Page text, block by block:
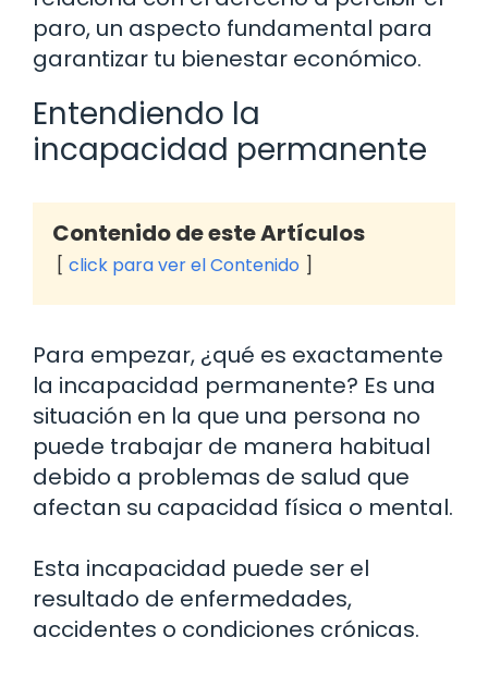
paro, un aspecto fundamental para
garantizar tu bienestar económico.
Entendiendo la
incapacidad permanente
Contenido de este Artículos
click para ver el Contenido
Para empezar, ¿qué es exactamente
la incapacidad permanente? Es una
situación en la que una persona no
puede trabajar de manera habitual
debido a problemas de salud que
afectan su capacidad física o mental.
Esta incapacidad puede ser el
resultado de enfermedades,
accidentes o condiciones crónicas.